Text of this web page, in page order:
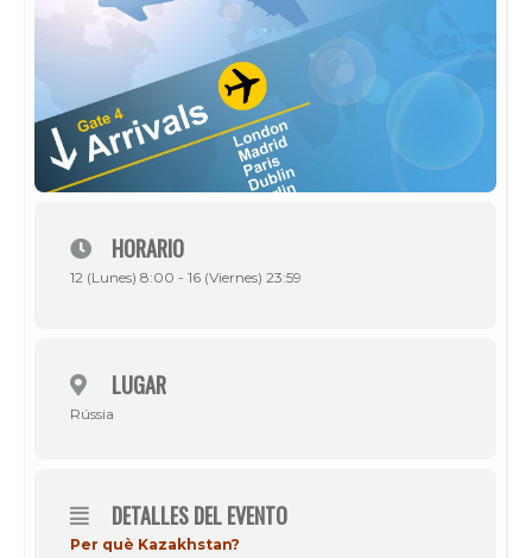
HORARIO
12 (Lunes) 8:00 - 16 (Viernes) 23:59
LUGAR
Rússia
DETALLES DEL EVENTO
Per què Kazakhstan?